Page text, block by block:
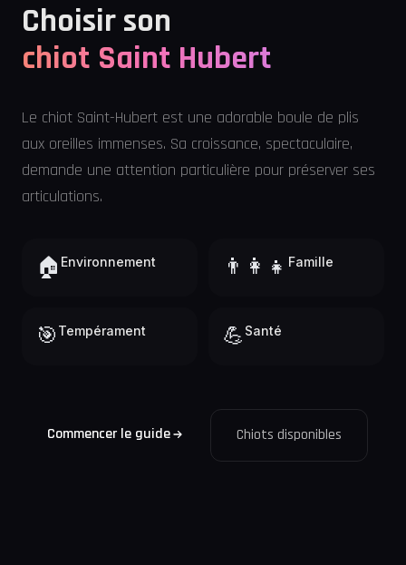
Choisir son
chiot Saint Hubert
Le chiot Saint-Hubert est une adorable boule de plis
aux oreilles immenses. Sa croissance, spectaculaire,
demande une attention particulière pour préserver ses
articulations.
🏠 Environnement 👨‍👩‍👧 Famille
🎯 Tempérament 💪 Santé
Commencer le guide Chiots disponibles